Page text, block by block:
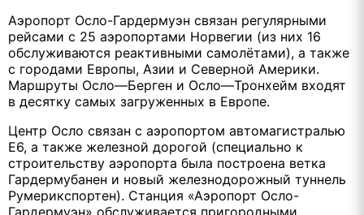
Аэропорт Осло-Гардермуэн связан регулярными
рейсами с 25 аэропортами Норвегии (из них 16
обслуживаются реактивными самолётами), а также
с городами Европы, Азии и Северной Америки.
Маршруты Осло—Берген и Осло—Тронхейм входят
в десятку самых загруженных в Европе.
Центр Осло связан с аэропортом автомагистралью
E6, а также железной дорогой (специально к
строительству аэропорта была построена ветка
Гардермубанен и новый железнодорожный туннель
Румерикспортен). Станция «Аэропорт Осло-
Гардермуэн» обслуживается пригородными